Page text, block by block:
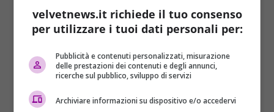
velvetnews.it richiede il tuo consenso
per utilizzare i tuoi dati personali per:
Pubblicità e contenuti personalizzati, misurazione
delle prestazioni dei contenuti e degli annunci,
ricerche sul pubblico, sviluppo di servizi
Archiviare informazioni su dispositivo e/o accedervi